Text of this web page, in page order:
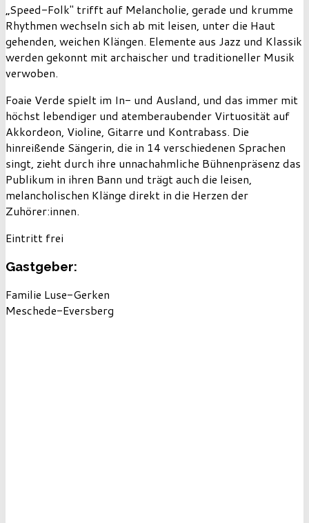
„Speed-Folk" trifft auf Melancholie, gerade und krumme
Rhythmen wechseln sich ab mit leisen, unter die Haut
gehenden, weichen Klängen. Elemente aus Jazz und Klassik
werden gekonnt mit archaischer und traditioneller Musik
verwoben.
Foaie Verde spielt im In- und Ausland, und das immer mit
höchst lebendiger und atemberaubender Virtuosität auf
Akkordeon, Violine, Gitarre und Kontrabass. Die
hinreißende Sängerin, die in 14 verschiedenen Sprachen
singt, zieht durch ihre unnachahmliche Bühnenpräsenz das
Publikum in ihren Bann und trägt auch die leisen,
melancholischen Klänge direkt in die Herzen der
Zuhörer:innen.
Eintritt frei
Gastgeber:
Familie Luse-Gerken
Meschede-Eversberg